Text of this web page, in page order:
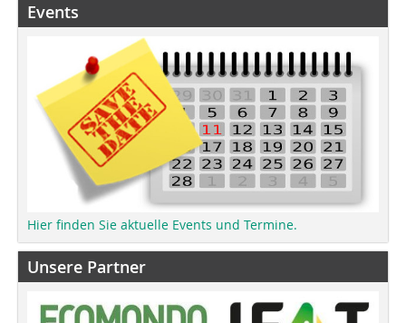
Events
Hier finden Sie aktuelle Events und Termine.
Unsere Partner